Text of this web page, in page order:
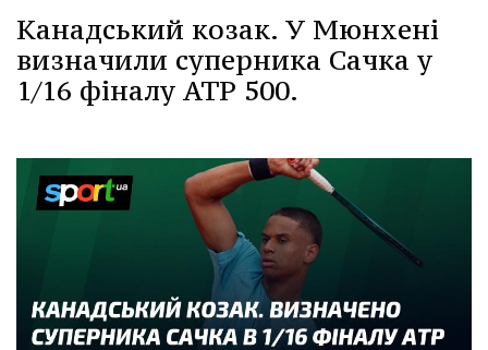
Канадський козак. У Мюнхені
визначили суперника Сачка у
1/16 фіналу ATP 500.